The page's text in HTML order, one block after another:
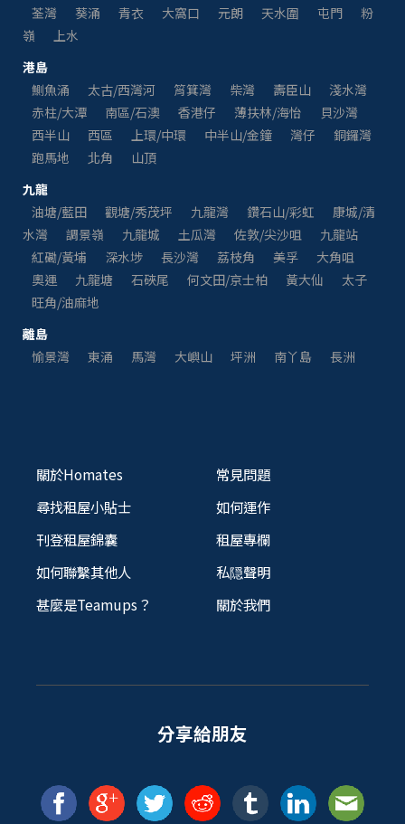
荃灣
葵涌 青衣 大窩口 元朗 天水圍 屯門
粉
嶺
上水
港島
鰂魚涌
太古/西灣河 筲箕灣 柴灣 壽臣山
淺水灣
赤柱/大潭
南區/石澳 香港仔 薄扶林/海怡
貝沙灣
西半山
西區 上環/中環 中半山/金鐘 灣仔
銅鑼灣
跑馬地
北角
山頂
九龍
油塘/藍田
觀塘/秀茂坪 九龍灣 鑽石山/彩虹
康城/清
水灣
調景嶺 九龍城 土瓜灣 佐敦/尖沙咀
九龍站
紅磡/黃埔
深水埗 長沙灣 荔枝角 美孚
大角咀
奧運
九龍塘 石硤尾 何文田/京士柏 黃大仙
太子
旺角/油麻地
離島
愉景灣
東涌 馬灣 大嶼山 坪洲 南丫島 長洲
關於Homates
尋找租屋小貼士
刊登租屋錦囊
如何聯繫其他人
甚麼是Teamups？
常見問題
如何運作
租屋專欄
私隠聲明
關於我們
分享給朋友